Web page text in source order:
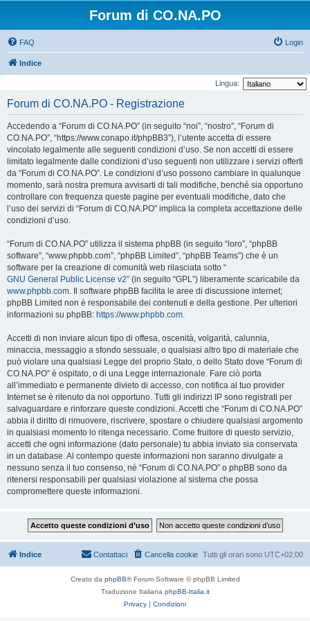
Forum di CO.NA.PO
FAQ Login
Indice
Lingua:
Forum di CO.NA.PO - Registrazione
Accedendo a “Forum di CO.NA.PO” (in seguito “noi”, “nostro”, “Forum di
CO.NA.PO”, “https://www.conapo.it/phpBB3”), l’utente accetta di essere
vincolato legalmente alle seguenti condizioni d’uso. Se non accetti di essere
limitato legalmente dalle condizioni d’uso seguenti non utilizzare i servizi offerti
da “Forum di CO.NA.PO”. Le condizioni d’uso possono cambiare in qualunque
momento, sarà nostra premura avvisarti di tali modifiche, benché sia opportuno
controllare con frequenza queste pagine per eventuali modifiche, dato che
l’uso dei servizi di “Forum di CO.NA.PO” implica la completa accettazione delle
condizioni d’uso.
“Forum di CO.NA.PO” utilizza il sistema phpBB (in seguito “loro”, “phpBB
software”, “www.phpbb.com”, “phpBB Limited”, “phpBB Teams”) che è un
software per la creazione di comunità web rilasciata sotto “
GNU General Public License v2” (in seguito “GPL”) liberamente scaricabile da
www.phpbb.com. Il software phpBB facilita le aree di discussione internet;
phpBB Limited non è responsabile dei contenuti e della gestione. Per ulteriori
informazioni su phpBB: https://www.phpbb.com.
Accetti di non inviare alcun tipo di offesa, oscenità, volgarità, calunnia,
minaccia, messaggio a sfondo sessuale, o qualsiasi altro tipo di materiale che
può violare una qualsiasi Legge del proprio Stato, o dello Stato dove “Forum di
CO.NA.PO” è ospitato, o di una Legge internazionale. Fare ciò porta
all’immediato e permanente divieto di accesso, con notifica al tuo provider
Internet se è ritenuto da noi opportuno. Tutti gli indirizzi IP sono registrati per
salvaguardare e rinforzare queste condizioni. Accetti che “Forum di CO.NA.PO”
abbia il diritto di rimuovere, riscrivere, spostare o chiudere qualsiasi argomento
in qualsiasi momento lo ritenga necessario. Come fruitore di questo servizio,
accetti che ogni informazione (dato personale) tu abbia inviato sia conservata
in un database. Al contempo queste informazioni non saranno divulgate a
nessuno senza il tuo consenso, né “Forum di CO.NA.PO” o phpBB sono da
ritenersi responsabili per qualsiasi violazione al sistema che possa
compromettere queste informazioni.
Indice Tutti gli orari sono UTC+02:00
Cancella cookie
Contattaci
Creato da phpBB® Forum Software © phpBB Limited
Traduzione Italiana phpBB-Italia.it
Privacy | Condizioni